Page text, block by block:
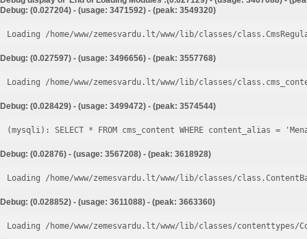
Debug: (0.027204) - (usage: 3471592) - (peak: 3549320)
Loading /home/www/zemesvardu.lt/www/lib/classes/
Debug: (0.027597) - (usage: 3496656) - (peak: 3557768)
Loading /home/www/zemesvardu.lt/www/lib/classes/
Debug: (0.028429) - (usage: 3499472) - (peak: 3574544)
Debug: (0.02876) - (usage: 3567208) - (peak: 3618928)
Loading /home/www/zemesvardu.lt/www/lib/classes/
Debug: (0.028852) - (usage: 3611088) - (peak: 3663360)
Loading /home/www/zemesvardu.lt/www/lib/classes/